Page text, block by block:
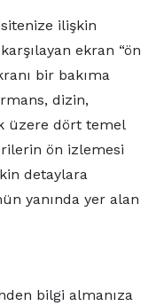
sitenize ilişkin
ekran “ön
bir bakıma
dizin,
üzere dört temel
ön izlemesi
detaylara
yanında yer alan
bilgi almanıza